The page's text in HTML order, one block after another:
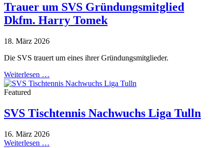
Trauer um SVS Gründungsmitglied
Dkfm. Harry Tomek
18. März 2026
Die SVS trauert um eines ihrer Gründungsmitglieder.
Weiterlesen …
Featured
SVS Tischtennis Nachwuchs Liga Tulln
16. März 2026
Weiterlesen …